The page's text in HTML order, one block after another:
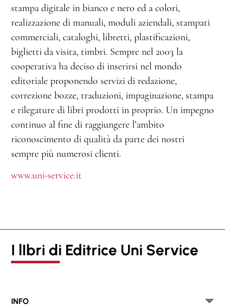
stampa digitale in bianco e nero ed a colori,
realizzazione di manuali, moduli aziendali, stampati
commerciali, cataloghi, libretti, plastificazioni,
biglietti da visita, timbri. Sempre nel 2003 la
cooperativa ha deciso di inserirsi nel mondo
editoriale proponendo servizi di redazione,
correzione bozze, traduzioni, impaginazione, stampa
e rilegature di libri prodotti in proprio. Un impegno
continuo al fine di raggiungere l’ambito
riconoscimento di qualità da parte dei nostri
sempre più numerosi clienti.
www.uni-service.it
I lIbri di Editrice Uni Service
INFO